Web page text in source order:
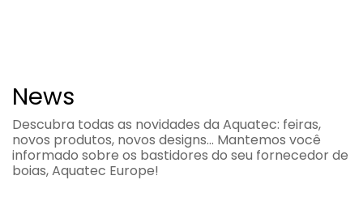
News
Descubra todas as novidades da Aquatec: feiras,
novos produtos, novos designs... Mantemos você
informado sobre os bastidores do seu fornecedor de
boias, Aquatec Europe!